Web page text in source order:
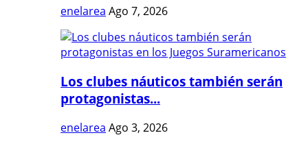
enelarea Ago 7, 2026
Los clubes náuticos también serán
protagonistas...
enelarea Ago 3, 2026